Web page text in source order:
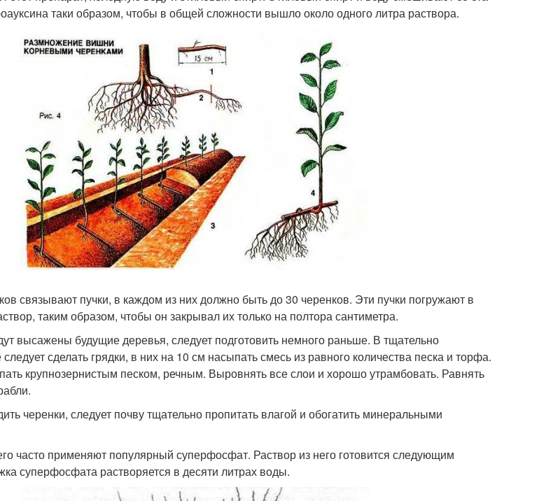
таки образом, чтобы в общей сложности вышло около одного литра раствора.
связывают пучки, в каждом из них должно быть до 30 черенков. Эти пучки погружают в
таким образом, чтобы он закрывал их только на полтора сантиметра.
высажены будущие деревья, следует подготовить немного раньше. В тщательно
сделать грядки, в них на 10 см насыпать смесь из равного количества песка и торфа.
крупнозернистым песком, речным. Выровнять все слои и хорошо утрамбовать. Равнять
черенки, следует почву тщательно пропитать влагой и обогатить минеральными
часто применяют популярный суперфосфат. Раствор из него готовится следующим
суперфосфата растворяется в десяти литрах воды.